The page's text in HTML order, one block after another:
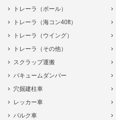
トレーラ（ポール）
トレーラ（海コン40ft）
トレーラ（ウイング）
トレーラ（その他）
スクラップ運搬
バキュームダンパー
穴掘建柱車
レッカー車
バルク車